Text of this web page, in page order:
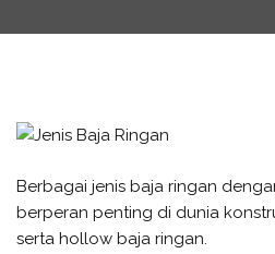
Berbagai jenis baja ringan
berperan penting di dunia
serta hollow baja ringan.